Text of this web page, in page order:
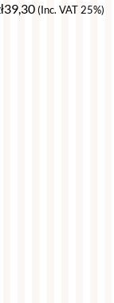
(Inc. VAT 25%)